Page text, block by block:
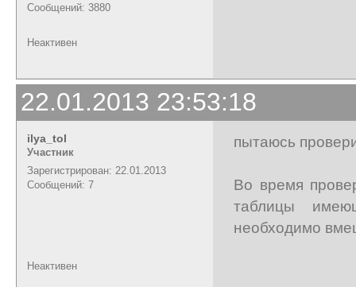
Сообщений: 3880
Неактивен
22.01.2013 23:53:18
ilya_tol
Участник
Зарегистрирован: 22.01.2013
Сообщений: 7
пытаюсь
Во время
таблицы
необходимо
Неактивен